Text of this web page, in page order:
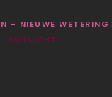
- NIEUWE WETERING